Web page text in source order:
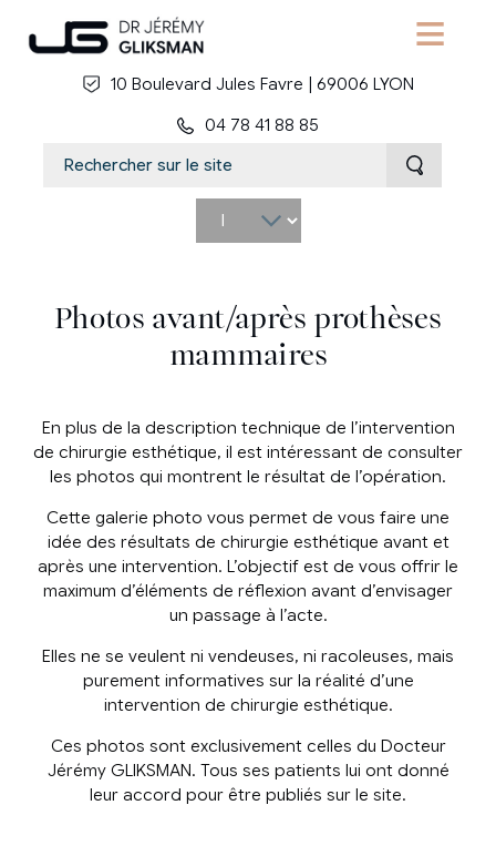
Aller au contenu principal
10 Boulevard Jules Favre | 69006 LYON
04 78 41 88 85
your
language
Photos avant/après prothèses
mammaires
En plus de la description technique de l’intervention
de chirurgie esthétique, il est intéressant de consulter
les photos qui montrent le résultat de l’opération.
Cette galerie photo vous permet de vous faire une
idée des résultats de chirurgie esthétique avant et
après une intervention. L’objectif est de vous offrir le
maximum d’éléments de réflexion avant d’envisager
un passage à l’acte.
Elles ne se veulent ni vendeuses, ni racoleuses, mais
purement informatives sur la réalité d’une
intervention de chirurgie esthétique.
Ces photos sont exclusivement celles du Docteur
Jérémy GLIKSMAN. Tous ses patients lui ont donné
leur accord pour être publiés sur le site.